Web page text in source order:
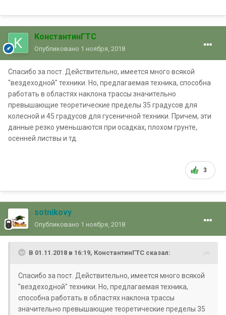
КонстантинГТС
Опубликовано 1 ноября, 2018
Спасибо за пост. Действительно, имеется много всякой
"вездеходной" техники. Но, предлагаемая техника, способна
работать в областях наклона трассы значительно
превышающие теоретические пределы 35 градусов для
колесной и 45 градусов для гусеничной техники. Причем, эти
данные резко уменьшаются при осадках, плохом грунте,
осенней листвы и тд.
3
sotnikovy
Опубликовано 1 ноября, 2018
В 01.11.2018 в 16:19, КонстантинГТС сказал:
Спасибо за пост. Действительно, имеется много всякой
"вездеходной" техники. Но, предлагаемая техника,
способна работать в областях наклона трассы
значительно превышающие теоретические пределы 35